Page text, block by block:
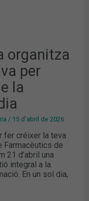
organitza
per
la
/ 15 d'abril de 2026
fer créixer la teva
Farmacèutics de
21 d’abril una
integral a la
En un sol dia,